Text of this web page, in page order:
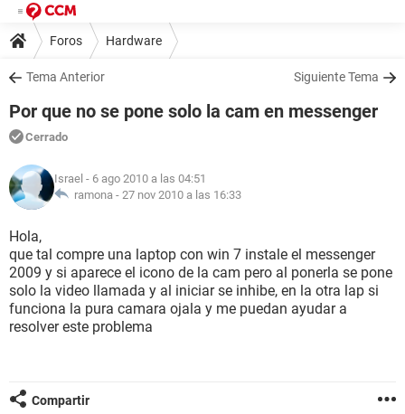
Foros Hardware
Tema Anterior Siguiente Tema
Por que no se pone solo la cam en messenger
Cerrado
Israel - 6 ago 2010 a las 04:51
ramona - 27 nov 2010 a las 16:33
Hola,
que tal compre una laptop con win 7 instale el messenger
2009 y si aparece el icono de la cam pero al ponerla se pone
solo la video llamada y al iniciar se inhibe, en la otra lap si
funciona la pura camara ojala y me puedan ayudar a
resolver este problema
Compartir